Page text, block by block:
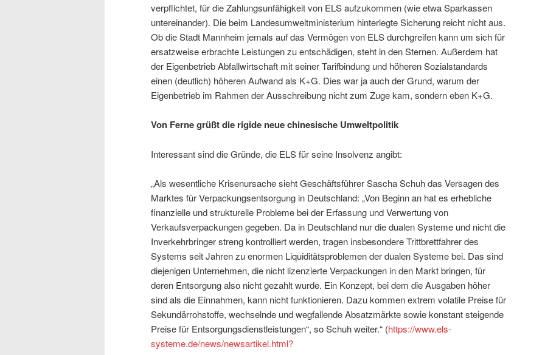
verpflichtet, für die Zahlungsunfähigkeit von ELS aufzukommen (wie etwa Sparkassen
untereinander). Die beim Landesumweltministerium hinterlegte Sicherung reicht nicht aus.
Ob die Stadt Mannheim jemals auf das Vermögen von ELS durchgreifen kann um sich für
ersatzweise erbrachte Leistungen zu entschädigen, steht in den Sternen. Außerdem hat
der Eigenbetrieb Abfallwirtschaft mit seiner Tarifbindung und höheren Sozialstandards
einen (deutlich) höheren Aufwand als K+G. Dies war ja auch der Grund, warum der
Eigenbetrieb im Rahmen der Ausschreibung nicht zum Zuge kam, sondern eben K+G.
Von Ferne grüßt die rigide neue chinesische Umweltpolitik
Interessant sind die Gründe, die ELS für seine Insolvenz angibt:
„Als wesentliche Krisenursache sieht Geschäftsführer Sascha Schuh das Versagen des
Marktes für Verpackungsentsorgung in Deutschland: „Von Beginn an hat es erhebliche
finanzielle und strukturelle Probleme bei der Erfassung und Verwertung von
Verkaufsverpackungen gegeben. Da in Deutschland nur die dualen Systeme und nicht die
Inverkehrbringer streng kontrolliert werden, tragen insbesondere Trittbrettfahrer des
Systems seit Jahren zu enormen Liquiditätsproblemen der dualen Systeme bei. Das sind
diejenigen Unternehmen, die nicht lizenzierte Verpackungen in den Markt bringen, für
deren Entsorgung also nicht gezahlt wurde. Ein Konzept, bei dem die Ausgaben höher
sind als die Einnahmen, kann nicht funktionieren. Dazu kommen extrem volatile Preise für
Sekundärrohstoffe, wechselnde und wegfallende Absatzmärkte sowie konstant steigende
Preise für Entsorgungsdienstleistungen“, so Schuh weiter.“ (https://www.els-
systeme.de/news/newsartikel.html?